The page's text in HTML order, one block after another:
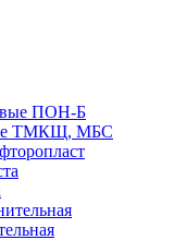
ПОН-Б
ТМКЩ, МБС